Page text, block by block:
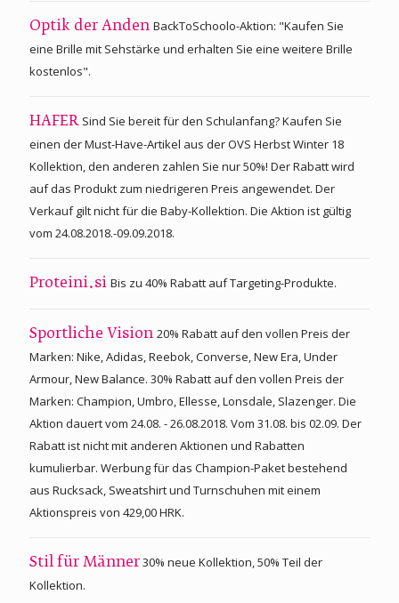
Optik der Anden BackToSchoolo-Aktion: "Kaufen Sie
eine Brille mit Sehstärke und erhalten Sie eine weitere Brille
kostenlos".
HAFER Sind Sie bereit für den Schulanfang? Kaufen Sie
einen der Must-Have-Artikel aus der OVS Herbst Winter 18
Kollektion, den anderen zahlen Sie nur 50%! Der Rabatt wird
auf das Produkt zum niedrigeren Preis angewendet. Der
Verkauf gilt nicht für die Baby-Kollektion. Die Aktion ist gültig
vom 24.08.2018.-09.09.2018.
Proteini.si Bis zu 40% Rabatt auf Targeting-Produkte.
Sportliche Vision 20% Rabatt auf den vollen Preis der
Marken: Nike, Adidas, Reebok, Converse, New Era, Under
Armour, New Balance. 30% Rabatt auf den vollen Preis der
Marken: Champion, Umbro, Ellesse, Lonsdale, Slazenger. Die
Aktion dauert vom 24.08. - 26.08.2018. Vom 31.08. bis 02.09. Der
Rabatt ist nicht mit anderen Aktionen und Rabatten
kumulierbar. Werbung für das Champion-Paket bestehend
aus Rucksack, Sweatshirt und Turnschuhen mit einem
Aktionspreis von 429,00 HRK.
Stil für Männer30% neue Kollektion, 50% Teil der
Kollektion.